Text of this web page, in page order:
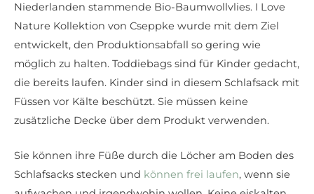
Niederlanden stammende Bio-Baumwollvlies. I Love
Nature Kollektion von Cseppke wurde mit dem Ziel
entwickelt, den Produktionsabfall so gering wie
möglich zu halten. Toddiebags sind für Kinder gedacht,
die bereits laufen. Kinder sind in diesem Schlafsack mit
Füssen vor Kälte beschützt. Sie müssen keine
zusätzliche Decke über dem Produkt verwenden.
Sie können ihre Füße durch die Löcher am Boden des
Schlafsacks stecken und können frei laufen, wenn sie